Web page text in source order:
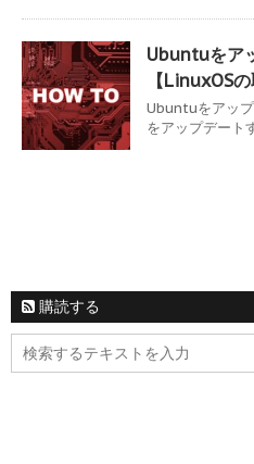
Ubuntuをア
【LinuxOS
Ubuntuをアッ
をアップデート
購読する